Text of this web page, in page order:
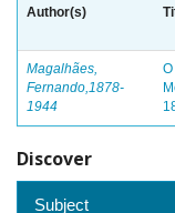
Author(s)
Magalhães,
Fernando,1878-
1944
Discover
Subject